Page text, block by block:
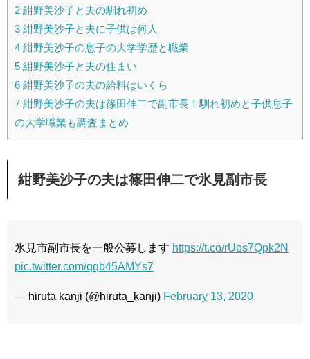
2 紺野美沙子と夫の馴れ初め
3 紺野美沙子と夫に子供は何人
4 紺野美沙子の息子の大学学歴と職業
5 紺野美沙子と夫の住まい
6 紺野美沙子の夫の給料はいくら
7 紺野美沙子の夫は篠田伸二で副市長！馴れ初めと子供息子
の大学職業も調査まとめ
紺野美沙子の夫は篠田伸二で氷見副市長
氷見市副市長を一般公募します https://t.co/rUos7Qpk2N
pic.twitter.com/qqb45AMYs7
— hiruta kanji (@hiruta_kanji) February 13, 2020